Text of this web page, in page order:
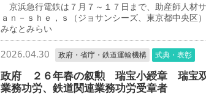
京浜急行電鉄は７月７～１７日まで、助産師人材
ａｎ－ｓｈｅ，ｓ（ジョサンシーズ、東京都中央区
みなとみらい
2026.04.30 政府・省庁・鉄道運輸機構 式典・表彰
政府 ２６年春の叙勲 瑞宝小綬章 瑞宝
業務功労、鉄道関連業務功労受章者